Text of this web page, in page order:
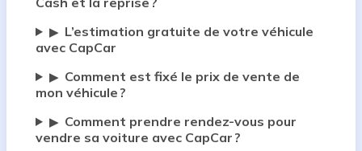
▶ L’estimation gratuite de votre véhicule
avec CapCar
▶ Comment est fixé le prix de vente de
mon véhicule ?
▶ Comment prendre rendez-vous pour
vendre sa voiture avec CapCar ?